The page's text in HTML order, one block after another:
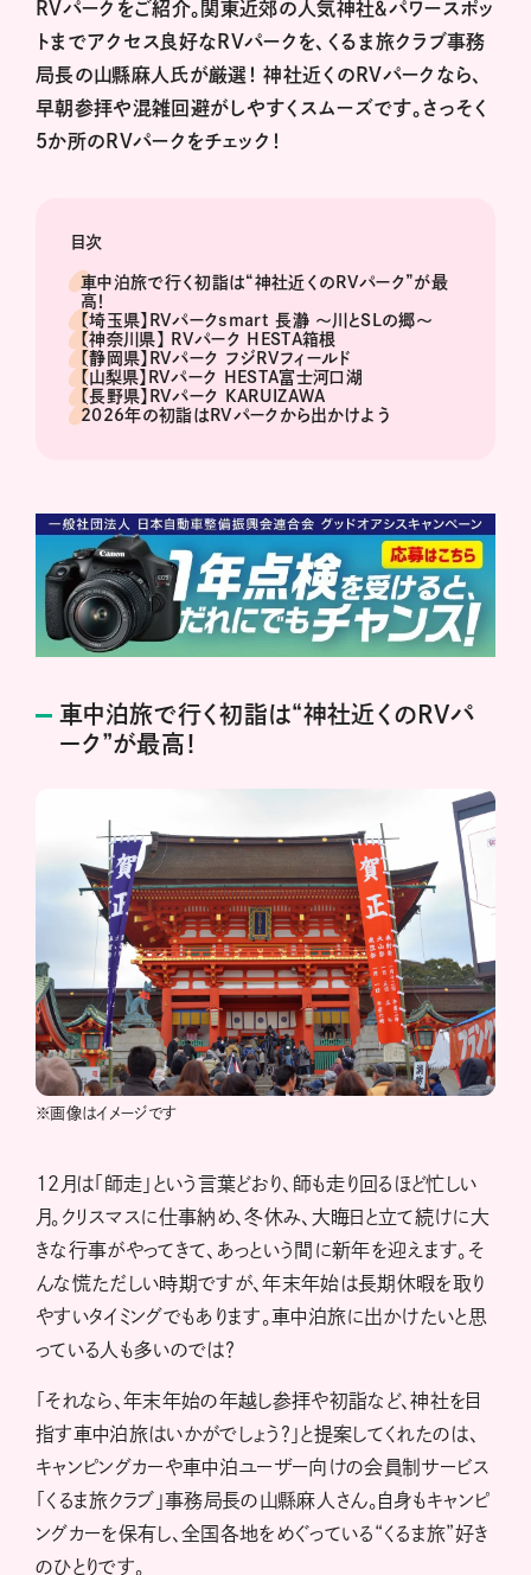
RVパークをご紹介。関東近郊の人気神社＆パワースポッ
トまでアクセス良好なRVパークを、くるま旅クラブ事務
局長の山縣麻人氏が厳選！ 神社近くのRVパークなら、
早朝参拝や混雑回避がしやすくスムーズです。さっそく
5か所のRVパークをチェック！
目次
車中泊旅で行く初詣は“神社近くのRVパーク”が最
高！
【埼玉県】RVパークsmart 長瀞 ～川とSLの郷～
【神奈川県】 RVパーク HESTA箱根
【静岡県】RVパーク フジRVフィールド
【山梨県】RVパーク HESTA富士河口湖
【長野県】RVパーク KARUIZAWA
2026年の初詣はRVパークから出かけよう
車中泊旅で行く初詣は“神社近くのRVパ
ーク”が最高！
※画像はイメージです
12月は「師走」という言葉どおり、師も走り回るほど忙しい
月。クリスマスに仕事納め、冬休み、大晦日と立て続けに大
きな行事がやってきて、あっという間に新年を迎えます。そ
んな慌ただしい時期ですが、年末年始は長期休暇を取り
やすいタイミングでもあります。車中泊旅に出かけたいと思
っている人も多いのでは？
「それなら、年末年始の年越し参拝や初詣など、神社を目
指す車中泊旅はいかがでしょう？」と提案してくれたのは、
キャンピングカーや車中泊ユーザー向けの会員制サービス
「くるま旅クラブ」事務局長の山縣麻人さん。自身もキャンピ
ングカーを保有し、全国各地をめぐっている“くるま旅”好き
のひとりです。